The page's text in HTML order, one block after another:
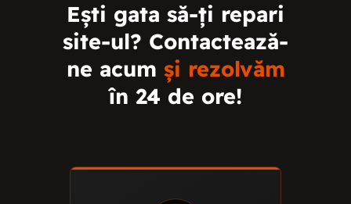
Ești gata să-ți repari
site-ul? Contactează-
ne acum și rezolvăm
în 24 de ore!